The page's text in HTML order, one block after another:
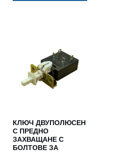
КЛЮЧ ДВУПОЛЮСЕН
С ПРЕДНО
ЗАХВАЩАНЕ С
БОЛТОВЕ ЗА